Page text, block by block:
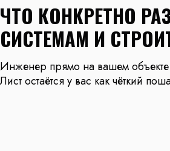
ЧТО КОНКРЕТНО
СИСТЕМАМ И
Инженер прямо на вашем объекте
Лист остаётся у вас как чёткий